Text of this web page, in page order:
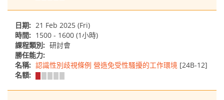
日期: 21 Feb 2025 (Fri)
時間: 1500 - 1600 (1小時)
課程類別: 研討會
勝任能力:
名稱: 認識性別歧視條例 營造免受性騷擾的工作環境 [24B-12]
名額: